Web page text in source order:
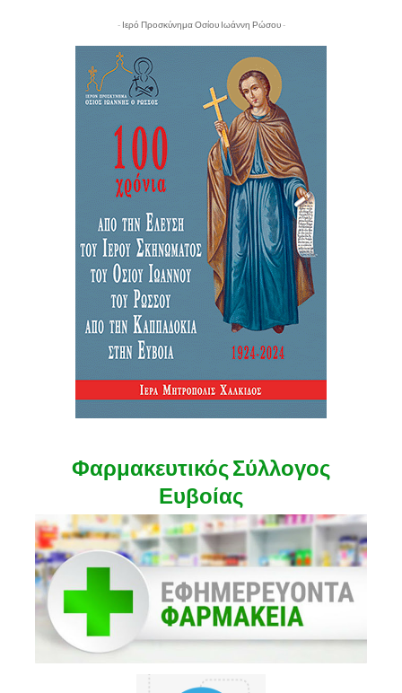
- Ιερό Προσκύνημα Οσίου Ιωάννη Ρώσου -
Φαρμακευτικός Σύλλογος
Ευβοίας